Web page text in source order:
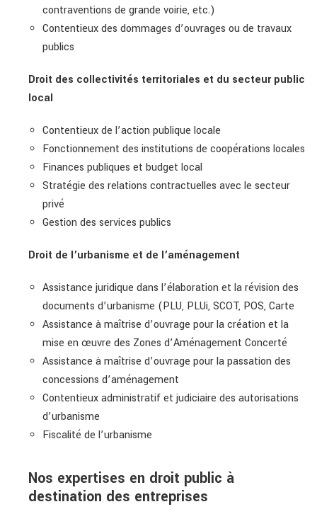
contraventions de grande voirie, etc.)
Contentieux des dommages d’ouvrages ou de travaux
publics
Droit des collectivités territoriales et du secteur public
local
Contentieux de l’action publique locale
Fonctionnement des institutions de coopérations locales
Finances publiques et budget local
Stratégie des relations contractuelles avec le secteur
privé
Gestion des services publics
Droit de l’urbanisme et de l’aménagement
Assistance juridique dans l’élaboration et la révision des
documents d’urbanisme (PLU, PLUi, SCOT, POS, Carte
Assistance à maîtrise d’ouvrage pour la création et la
mise en œuvre des Zones d’Aménagement Concerté
Assistance à maîtrise d’ouvrage pour la passation des
concessions d’aménagement
Contentieux administratif et judiciaire des autorisations
d’urbanisme
Fiscalité de l’urbanisme
Nos expertises en droit public à
destination des entreprises